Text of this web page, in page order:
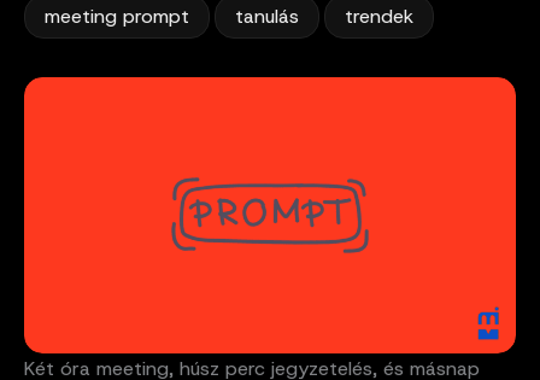
meeting prompt tanulás trendek
Két óra meeting, húsz perc jegyzetelés, és másnap